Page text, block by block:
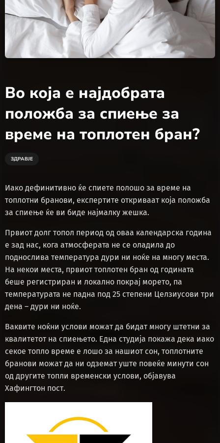
Во која е најдобрата
положба за спиење за
време на топлотен бран?
ЗДРАВЈЕ
Иако дефинитивно ќе спиете полошо за време на
топлотни бранови, експертите откриваат која положба
за спиење ќе ви биде најмалку жешка.
Првиот долг топол период од оваа календарска година
е зад нас, кога атмосферата не се оладила до
поднослива температура дури ни ноќе на многу места.
На некои места, првиот топлотен бран од годината
беше регистриран и локално покрај морето, па
температурата не падна под 25 степени Целзиусови три
дена – дури ни ноќе.
Ваквите ноќни услови можат да бидат многу штетни за
квалитетот на спиењето. Една студија покажа дека иако
секое топло време е лошо за нашиот сон, топлотните
бранови можат да ни одземат уште повеќе минути сон
од другите топли временски услови, објавува
Хафингтон пост.